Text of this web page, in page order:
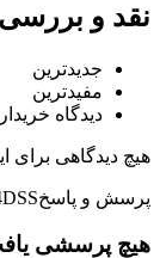
نقد و
جدیدترین
مفیدترین
دیدگاه
هیچ دیدگاهی
پرسش و پاسخ
هیچ پرسشی